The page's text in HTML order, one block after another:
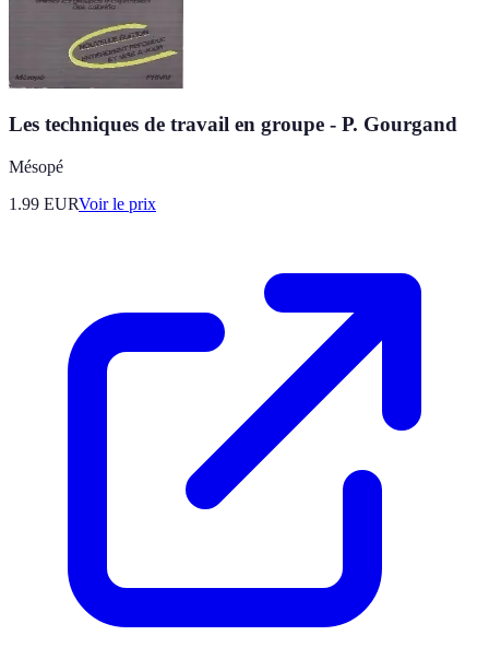
Les techniques de travail en groupe - P. Gourgand
Mésopé
1.99 EURVoir le prix